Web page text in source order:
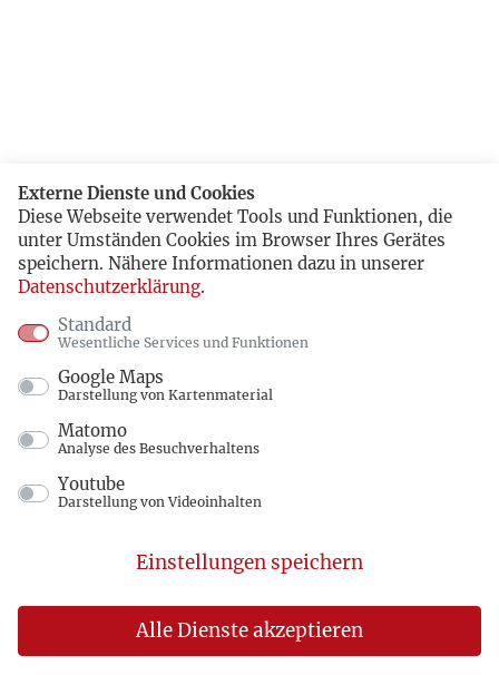
Externe Dienste und Cookies
Diese Webseite verwendet Tools und Funktionen, die
unter Umständen Cookies im Browser Ihres Gerätes
speichern. Nähere Informationen dazu in unserer
Datenschutzerklärung.
Standard
Wesentliche Services und Funktionen
Google Maps
Darstellung von Kartenmaterial
Matomo
Analyse des Besuchverhaltens
Youtube
Darstellung von Videoinhalten
Alle Dienste akzeptieren
Einstellungen speichern